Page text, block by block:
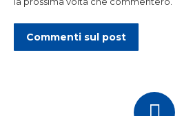
Commenti sul post